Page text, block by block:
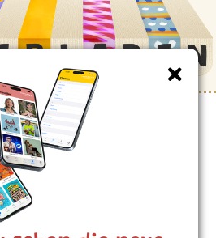
zum Thema
”Ufo”
Boot